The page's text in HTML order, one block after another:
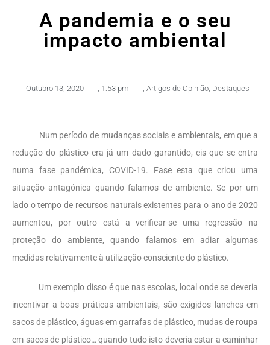
A pandemia e o seu
impacto ambiental
Outubro 13, 2020 , 1:53 pm , Artigos de Opinião, Destaques
Num período de mudanças sociais e ambientais, em que a
redução do plástico era já um dado garantido, eis que se entra
numa fase pandémica, COVID-19. Fase esta que criou uma
situação antagónica quando falamos de ambiente. Se por um
lado o tempo de recursos naturais existentes para o ano de 2020
aumentou, por outro está a verificar-se uma regressão na
proteção do ambiente, quando falamos em adiar algumas
medidas relativamente à utilização consciente do plástico.
Um exemplo disso é que nas escolas, local onde se deveria
incentivar a boas práticas ambientais, são exigidos lanches em
sacos de plástico, águas em garrafas de plástico, mudas de roupa
em sacos de plástico… quando tudo isto deveria estar a caminhar